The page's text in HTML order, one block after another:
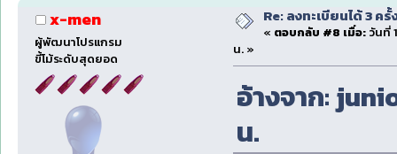
x-men
ผู้พัฒนาโปรแกรม
ขี้โม้ระดับสุดยอด
Re: ลงทะเบียนได้ 3 ค
« ตอบกลับ #8 เมื่อ:วันที่
น. »
อ้างจาก:
น.